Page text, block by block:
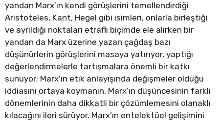
yandan Marx’ın kendi görüşlerini temellendirdiği
Aristoteles, Kant, Hegel gibi isimleri, onlarla birleştiği
ve ayrıldığı noktaları etraflı biçimde ele alırken bir
yandan da Marx üzerine yazan çağdaş bazı
düşünürlerin görüşlerini masaya yatırıyor, yaptığı
değerlendirmelerle tartışmalara önemli bir katkı
sunuyor; Marx’ın etik anlayışında değişmeler olduğu
iddiasını ortaya koymanın, Marx’ın düşüncesinin farklı
dönemlerinin daha dikkatli bir çözümlemesini olanaklı
kılacağını ileri sürüyor. Marx’ın entelektüel gelişimini